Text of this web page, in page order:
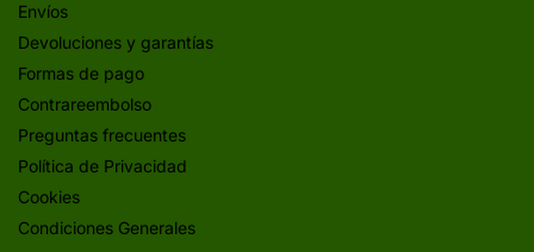
Envíos
Devoluciones y garantías
Formas de pago
Contrareembolso
Preguntas frecuentes
Política de Privacidad
Cookies
Condiciones Generales